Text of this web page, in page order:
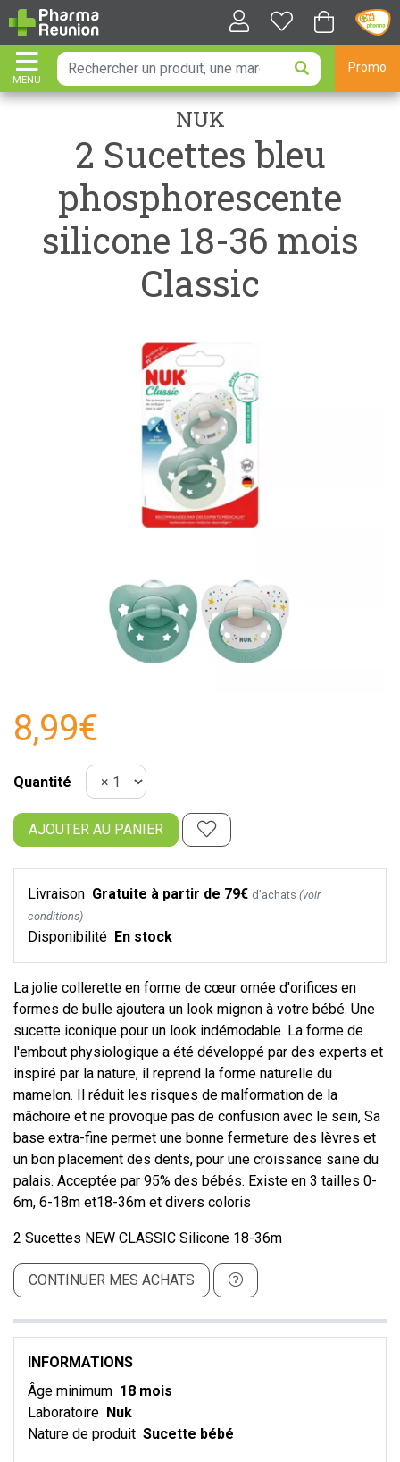
MENU
AFFICHER LA NAVIGATION
Promo
NUK
2 Sucettes bleu
phosphorescente
silicone 18-36 mois
Classic
8,99€
Quantité
AJOUTER AU PANIER
Livraison Gratuite à partir de 79€ d’achats (voir
conditions)
Disponibilité En stock
La jolie collerette en forme de cœur ornée d'orifices en
formes de bulle ajoutera un look mignon à votre bébé. Une
sucette iconique pour un look indémodable. La forme de
l'embout physiologique a été développé par des experts et
inspiré par la nature, il reprend la forme naturelle du
mamelon. Il réduit les risques de malformation de la
mâchoire et ne provoque pas de confusion avec le sein, Sa
base extra-fine permet une bonne fermeture des lèvres et
un bon placement des dents, pour une croissance saine du
palais. Acceptée par 95% des bébés. Existe en 3 tailles 0-
6m, 6-18m et18-36m et divers coloris
2 Sucettes NEW CLASSIC Silicone 18-36m
CONTINUER MES ACHATS
INFORMATIONS
Âge minimum 18 mois
Laboratoire Nuk
Nature de produit Sucette bébé